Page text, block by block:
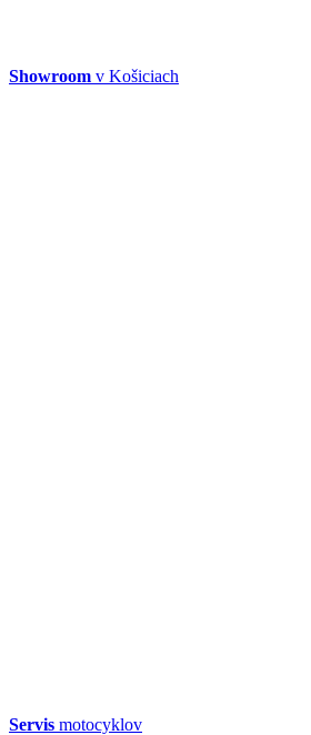
Showroom v Košiciach
Servis motocyklov